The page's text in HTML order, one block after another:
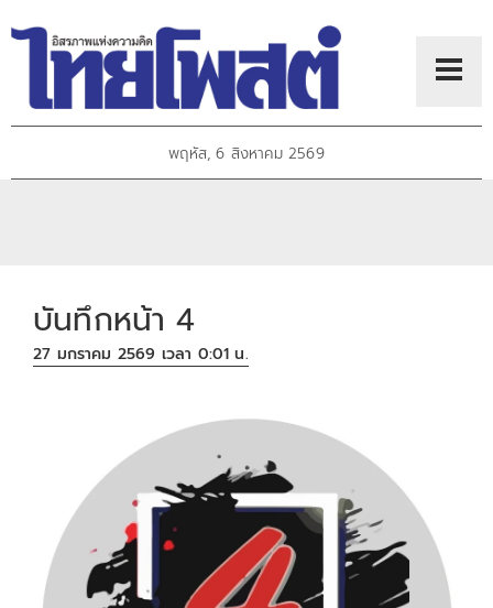
พฤหัส, 6 สิงหาคม 2569
บันทึกหน้า 4
27 มกราคม 2569 เวลา 0:01 น.